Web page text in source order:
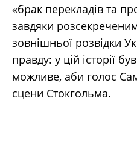
«брак перекладів та
завдяки
зовнішньої розвідки
правду: у цій історії
можливе, аби голос
сцени Стокгольма.